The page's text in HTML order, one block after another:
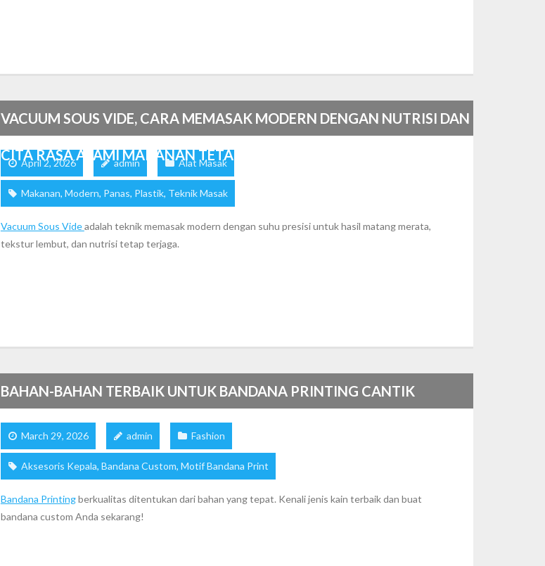
VACUUM SOUS VIDE, CARA MEMASAK MODERN DENGAN NUTRISI DAN
CITA RASA ALAMI MAKANAN TETAP TERJAGA
April 2, 2026 admin Alat Masak
Makanan, Modern, Panas, Plastik, Teknik Masak
Vacuum Sous Videadalah teknik memasak modern dengan suhu presisi untuk hasil matang merata,
tekstur lembut, dan nutrisi tetap terjaga.
BAHAN-BAHAN TERBAIK UNTUK BANDANA PRINTING CANTIK
March 29, 2026 admin Fashion
Aksesoris Kepala, Bandana Custom, Motif Bandana Print
Bandana Printingberkualitas ditentukan dari bahan yang tepat. Kenali jenis kain terbaik dan buat
bandana custom Anda sekarang!